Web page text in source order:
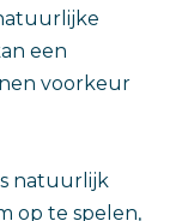
een
voorkeur
natuurlijk
op te spelen,